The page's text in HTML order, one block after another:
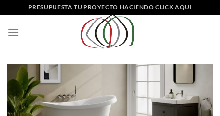
al
contenido
PRESUPUESTA TU PROYECTO HACIENDO CLICK AQUI